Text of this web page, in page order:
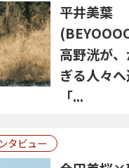
平井美葉
高野洸が
ぎる人々
「...
タビュー